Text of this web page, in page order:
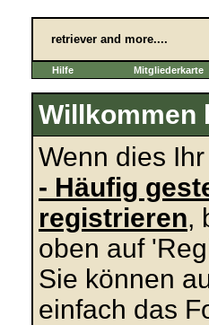
retriever and more....
Hilfe Mitgliederkarte
Willkommen
Wenn dies
- Häufig
registrieren,
oben auf
Sie können
einfach das